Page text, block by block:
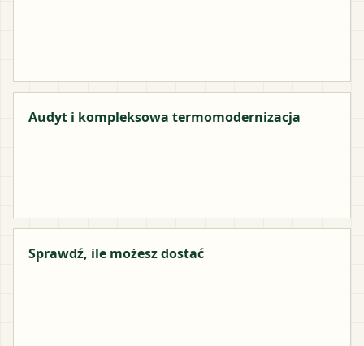
Audyt i kompleksowa termomodernizacja
Sprawdź, ile możesz dostać